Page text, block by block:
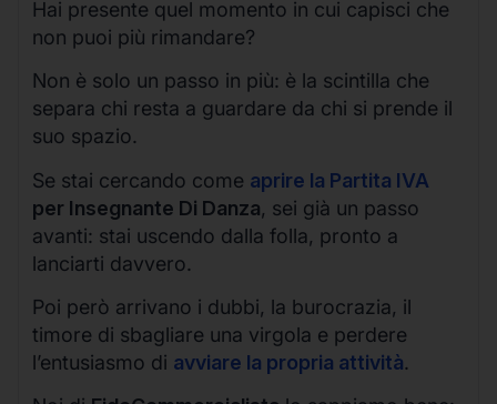
Hai presente quel momento in cui capisci che
non puoi più rimandare?
Non è solo un passo in più: è la scintilla che
separa chi resta a guardare da chi si prende il
suo spazio.
Se stai cercando come aprire la Partita IVA
per Insegnante Di Danza, sei già un passo
avanti: stai uscendo dalla folla, pronto a
lanciarti davvero.
Poi però arrivano i dubbi, la burocrazia, il
timore di sbagliare una virgola e perdere
l’entusiasmo di avviare la propria attività.